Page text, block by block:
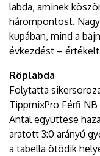
labda, aminek
hárompontost.
kupában, mind a
évkezdést – értékelt
Röplabda
Folytatta
TippmixPro Férfi
Antal együttese
aratott 3:0 arányú
a tabella ötödik